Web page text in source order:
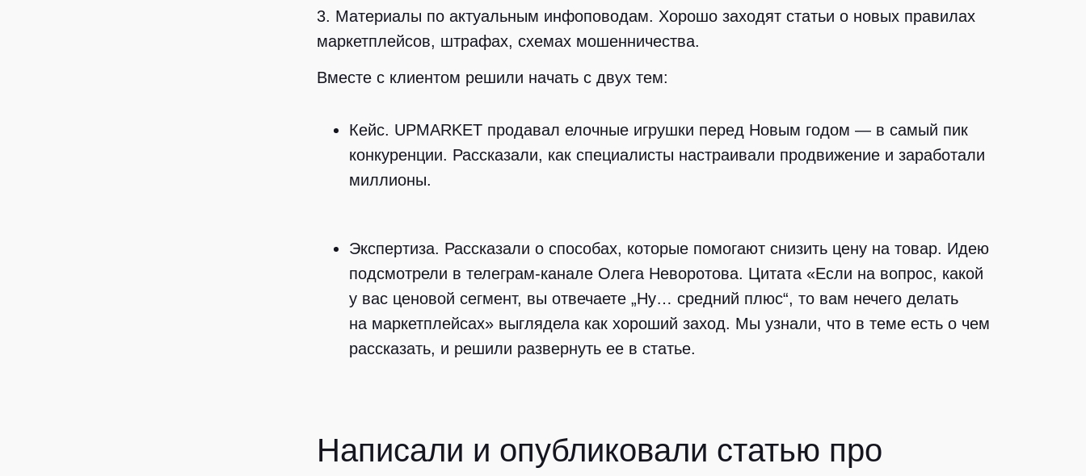
3. Материалы по актуальным инфоповодам. Хорошо заходят статьи о новых правилах
маркетплейсов, штрафах, схемах мошенничества.
Вместе с клиентом решили начать с двух тем:
Кейс. UPMARKET продавал елочные игрушки перед Новым годом — в самый пик
конкуренции. Рассказали, как специалисты настраивали продвижение и заработали
миллионы.
Экспертиза. Рассказали о способах, которые помогают снизить цену на товар. Идею
подсмотрели в телеграм-канале Олега Неворотова. Цитата «Если на вопрос, какой
у вас ценовой сегмент, вы отвечаете „Ну… средний плюс“, то вам нечего делать
на маркетплейсах» выглядела как хороший заход. Мы узнали, что в теме есть о чем
рассказать, и решили развернуть ее в статье.
Написали и опубликовали статью про